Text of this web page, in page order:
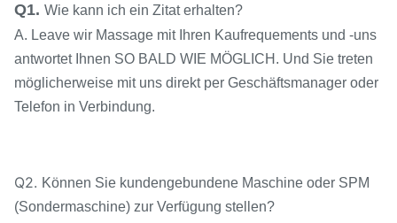
Q1. Wie kann ich ein Zitat erhalten?
A. Leave wir Massage mit Ihren Kaufrequements und -uns
antwortet Ihnen SO BALD WIE MÖGLICH. Und Sie treten
möglicherweise mit uns direkt per Geschäftsmanager oder
Telefon in Verbindung.
Q2. Können Sie kundengebundene Maschine oder SPM
(Sondermaschine) zur Verfügung stellen?